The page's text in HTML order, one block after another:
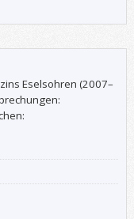
Eselsohren (2007–